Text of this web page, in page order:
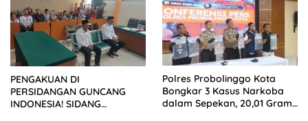
PENGAKUAN DI
PERSIDANGAN GUNCANG
INDONESIA! SIDANG
Polres Probolinggo Kota
Bongkar 3 Kasus Narkoba
dalam Sepekan, 20,01 Gram